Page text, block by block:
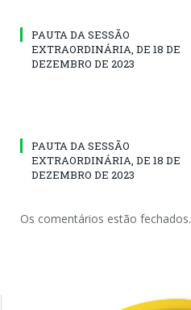
PAUTA DA SESSÃO
EXTRAORDINÁRIA, DE 18 DE
DEZEMBRO DE 2023
PAUTA DA SESSÃO
EXTRAORDINÁRIA, DE 18 DE
DEZEMBRO DE 2023
Os comentários estão fechados.